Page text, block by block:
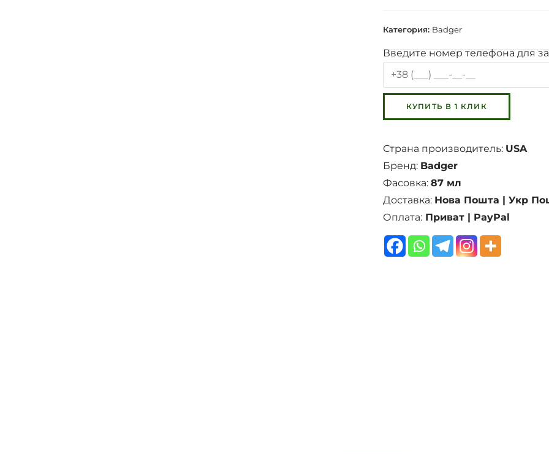
Категория: Badger
Введите номер телефона для
Страна производитель: USA
Бренд: Badger
Фасовка: 87 мл
Доставка: Нова Пошта | Укр
Оплата:Приват | PayPal